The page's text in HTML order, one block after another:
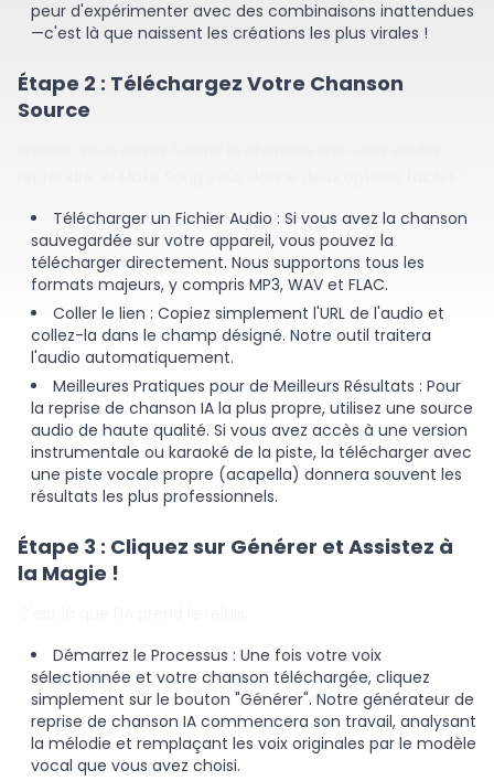
peur d'expérimenter avec des combinaisons inattendues
—c'est là que naissent les créations les plus virales !
Étape 2 : Téléchargez Votre Chanson
Source
Télécharger un Fichier Audio : Si vous avez la chanson
sauvegardée sur votre appareil, vous pouvez la
télécharger directement. Nous supportons tous les
formats majeurs, y compris MP3, WAV et FLAC.
Coller le lien : Copiez simplement l'URL de l'audio et
collez-la dans le champ désigné. Notre outil traitera
l'audio automatiquement.
Meilleures Pratiques pour de Meilleurs Résultats : Pour
la reprise de chanson IA la plus propre, utilisez une source
audio de haute qualité. Si vous avez accès à une version
instrumentale ou karaoké de la piste, la télécharger avec
une piste vocale propre (acapella) donnera souvent les
résultats les plus professionnels.
Étape 3 : Cliquez sur Générer et Assistez à
la Magie !
Démarrez le Processus : Une fois votre voix
sélectionnée et votre chanson téléchargée, cliquez
simplement sur le bouton "Générer". Notre générateur de
reprise de chanson IA commencera son travail, analysant
la mélodie et remplaçant les voix originales par le modèle
vocal que vous avez choisi.